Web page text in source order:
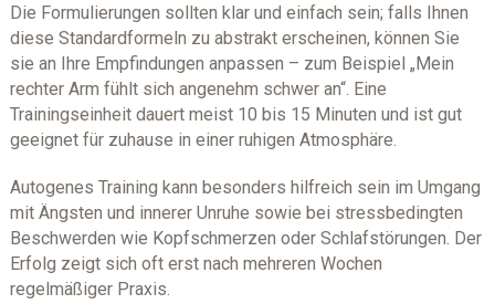
Die Formulierungen sollten klar und einfach sein; falls Ihnen
diese Standardformeln zu abstrakt erscheinen, können Sie
sie an Ihre Empfindungen anpassen – zum Beispiel „Mein
rechter Arm fühlt sich angenehm schwer an“. Eine
Trainingseinheit dauert meist 10 bis 15 Minuten und ist gut
geeignet für zuhause in einer ruhigen Atmosphäre.
Autogenes Training kann besonders hilfreich sein im Umgang
mit Ängsten und innerer Unruhe sowie bei stressbedingten
Beschwerden wie Kopfschmerzen oder Schlafstörungen. Der
Erfolg zeigt sich oft erst nach mehreren Wochen
regelmäßiger Praxis.